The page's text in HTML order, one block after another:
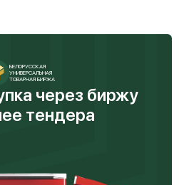
БЕЛОРУССКАЯ
УНИВЕРСАЛЬНАЯ
ТОВАРНАЯ БИРЖА
через биржу
тендера